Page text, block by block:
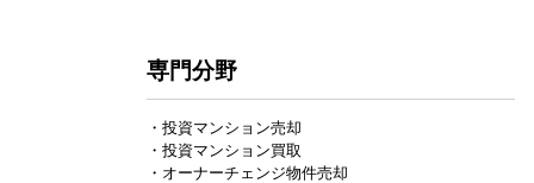
専門分野
・投資マンション売却
・投資マンション買取
・オーナーチェンジ物件売却